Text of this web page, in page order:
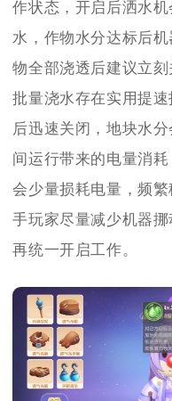
作状态，开启后洒水
水，作物水分达标后
物全部浇透后建议立
批量浇水存在实用提
后迅速关闭，地块水
间运行带来的电量消
会少量损耗电量，频
手玩家尽量减少机器
再统一开启工作。